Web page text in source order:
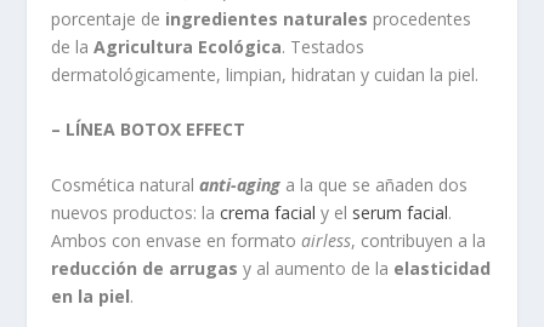
porcentaje de ingredientes naturales procedentes
de laAgricultura Ecológica. Testados
dermatológicamente, limpian, hidratan y cuidan la piel.
– LÍNEA BOTOX EFFECT
Cosmética natural anti-aging a la que se añaden dos
nuevos productos: lacrema facial y el serum facial.
Ambos con envase en formatoairless, contribuyen a la
reducción de arrugas y al aumento de la elasticidad
en la piel.